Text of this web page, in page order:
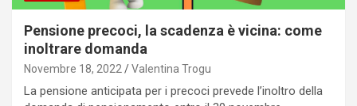
Pensione precoci, la scadenza è vicina: come
inoltrare domanda
Novembre 18, 2022 Valentina Trogu
La pensione anticipata per i precoci prevede l’inoltro della